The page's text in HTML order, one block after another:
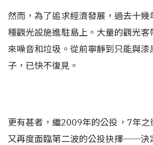
然而，為了追求經濟發展，過去十
種觀光設施進駐島上。大量的觀光客
來噪音和垃圾。從前寧靜到只能與漆
子，已快不復見。
更有甚者，繼2009年的公投，7年之
又再度面臨第二波的公投抉擇──決